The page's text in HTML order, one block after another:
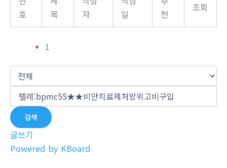
호
목
자
일
천
조회
1
검색
글쓰기
Powered by KBoard